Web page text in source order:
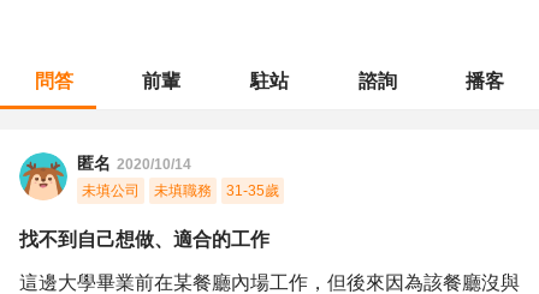
問答 前輩 駐站 諮詢 播客
匿名 2020/10/14
未填公司
未填職務 31-35歲
找不到自己想做、適合的工作
這邊大學畢業前在某餐廳內場工作，但後來因為該餐廳沒與